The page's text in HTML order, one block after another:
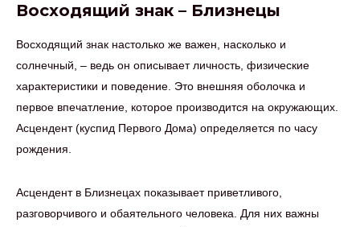
Восходящий знак – Близнецы
Восходящий знак настолько же важен, насколько и
солнечный, – ведь он описывает личность, физические
характеристики и поведение. Это внешняя оболочка и
первое впечатление, которое производится на окружающих.
Асцендент (куспид Первого Дома) определяется по часу
рождения.
Асцендент в Близнецах показывает приветливого,
разговорчивого и обаятельного человека. Для них важны